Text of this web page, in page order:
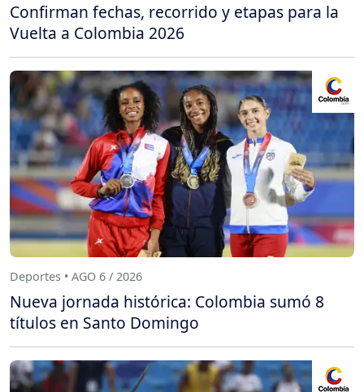
Confirman fechas, recorrido y etapas para la
Vuelta a Colombia 2026
Deportes • AGO 6 / 2026
Nueva jornada histórica: Colombia sumó 8
títulos en Santo Domingo